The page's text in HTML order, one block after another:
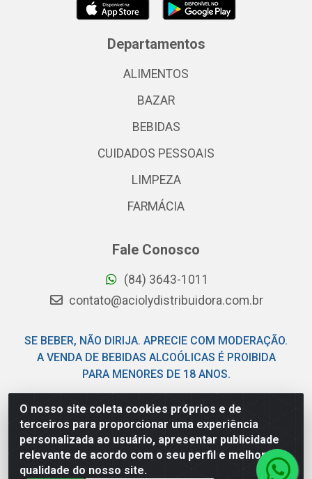
O nosso site coleta cookies próprios e de
terceiros para proporcionar uma experiência
personalizada ao usuário, apresentar publicidade
relevante de acordo com o seu perfil e melhorar a
qualidade do nosso site.
Departamentos
ALIMENTOS
BAZAR
BEBIDAS
CUIDADOS PESSOAIS
LIMPEZA
FARMÁCIA
Fale Conosco
(84) 3643-1011
contato@aciolydistribuidora.com.br
SE BEBER, NÃO DIRIJA. APRECIE COM MODERAÇÃO.
A VENDA DE BEBIDAS ALCOÓLICAS É PROIBIDA
PARA MENORES DE 18 ANOS.
Acioly Distribuidora - Av Piloto Pereira Tim - Parque de
Exposições - Parnamirim/RN - CEP 59146-480 - CNPJ
06.029.901/0001-92